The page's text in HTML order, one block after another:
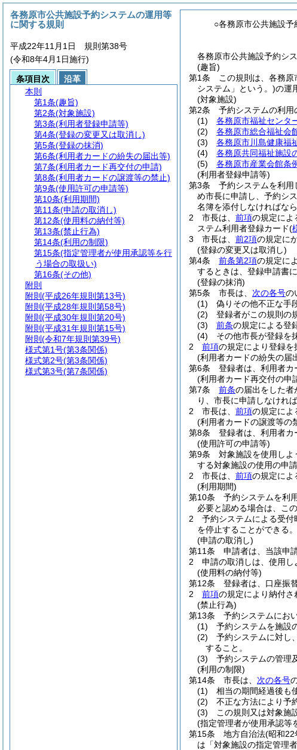
○各務原市公共施設予
各務原市公共施設予約シ
(趣旨)
第1条
この規則は、各務
システム」という。)の運
(対象施設)
第2条
予約システムの利用
(1)
各務原市福祉センタ
(2)
各務原市総合福祉会
(3)
各務原市川島健康福
(4)
各務原共同福祉施設
(5)
各務原市産業会館条
(利用者登録申請等)
第3条
予約システムを利
め市長に申請し、予約シ
名簿を添付しなければなら
2
市長は、 前項の規定によ
ステム利用者登録カード(
3
市長は、 前2項の規定に
(登録の変更又は取消し)
第4条
前条第2項の規定に
するときは、登録申請書
(登録の抹消)
第5条
市長は、 次の各号の
(1)
偽りその他不正な手
(2)
登録者がこの規則の
(3)
前条の規定による登
(4)
その他市長が登録を
2
前項の規定により登録を
(利用者カードの紛失の届
第6条
登録者は、利用者カ
(利用者カード再交付の申
第7条
前条の届出をした者
り、市長に申請しなけれ
2
市長は、 前項の規定によ
(利用者カードの譲渡等の
第8条
登録者は、利用者カ
(使用許可の申請等)
第9条
対象施設を使用しよ
する対象施設の使用の申
2
市長は、 前項の規定によ
(利用期間)
第10条
予約システムを利
必要と認める場合は、こ
2
予約システムによる受付
を停止することができる。
(申請の取消し)
第11条
申請者は、当該申
2
申請の取消しは、使用し
(使用料の納付等)
第12条
登録者は、口座振
2
前項の規定により納付さ
(禁止行為)
第13条
予約システムにお
(1)
予約システムを施設
(2)
予約システムに対し
すること。
(3)
予約システムの管理
(利用の制限)
第14条
市長は、 次の各号
(1)
相当の期間経過後も
(2)
不正な方法により予
(3)
この規則又は対象施
(指定管理者が使用承認等
第15条
地方自治法(昭和22
は「対象施設の指定管理者
各務原市公共施設予約システムの運用等
に関する規則
平成22年11月1日 規則第38号
(令和8年4月1日施行)
条項目次
沿革
本則
第1条(趣旨)
第2条(対象施設)
第3条(利用者登録申請等)
第4条(登録の変更又は取消し)
第5条(登録の抹消)
第6条(利用者カードの紛失の届出等)
第7条(利用者カード再交付の申請)
第8条(利用者カードの譲渡等の禁止)
第9条(使用許可の申請等)
第10条(利用期間)
第11条(申請の取消し)
第12条(使用料の納付等)
第13条(禁止行為)
第14条(利用の制限)
第15条(指定管理者が使用承認等を行
う場合の取扱い)
第16条(その他)
附則
附則 (平成26年規則第13号)
附則 (平成28年規則第58号)
附則 (平成30年規則第20号)
附則 (平成31年規則第15号)
附則 (令和7年規則第39号)
様式第1号(第3条関係)
様式第2号(第3条関係)
様式第3号(第7条関係)